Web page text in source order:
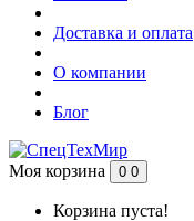
Доставка и оплата
О компании
Блог
Моя корзина 0 0
Корзина пуста!